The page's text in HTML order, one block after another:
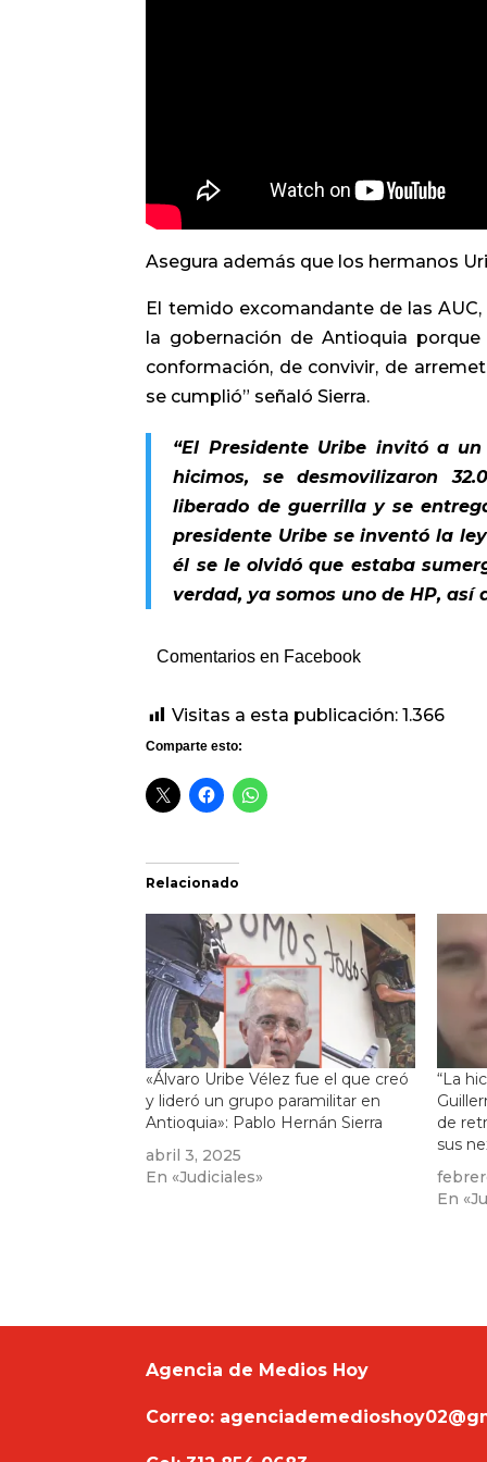
Asegura además que los hermanos
El temido excomandante de las
la gobernación de Antioquia
conformación, de convivir, de
se cumplió” señaló Sierra.
“El Presidente Uribe invitó a
hicimos, se desmovilizaron
liberado de guerrilla y se
presidente Uribe se inventó la
él se le olvidó que estaba
verdad, ya somos uno de HP, así
Comentarios en Facebook
Visitas a esta publicación: 1.366
Comparte esto:
Relacionado
«Álvaro Uribe Vélez fue el que creó
y lideró un grupo paramilitar en
Antioquia»: Pablo Hernán Sierra
abril 3, 2025
En «Judiciales»
“La
de
sus
En
Agencia de Medios Hoy
Correo: